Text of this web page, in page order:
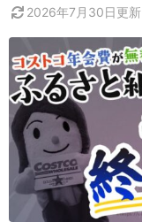
2026年7月30日更新